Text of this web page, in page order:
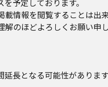
予定しております。
情報を閲覧することは出
のほどよろしくお願い申し
長となる可能性がありま